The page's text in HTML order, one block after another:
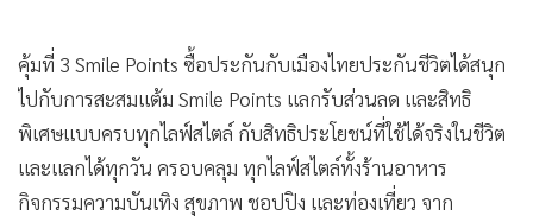
คุ้มที่ 3 Smile Points ซื้อประกันกับเมืองไทยประกันชีวิตได้สนุก
ไปกับการสะสมแต้ม Smile Points แลกรับส่วนลด และสิทธิ
พิเศษแบบครบทุกไลฟ์สไตล์ กับสิทธิประโยชน์ที่ใช้ได้จริงในชีวิต
และแลกได้ทุกวัน ครอบคลุม ทุกไลฟ์สไตล์ทั้งร้านอาหาร
กิจกรรมความบันเทิง สุขภาพ ชอปปิง และท่องเที่ยว จาก